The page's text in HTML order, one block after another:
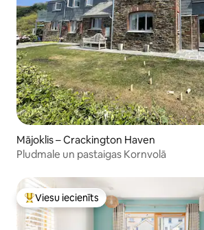
Mājoklis – Crackington Haven
Pludmale un pastaigas Kornvolā
Populārs viesu iecienīts mājoklis
Viesu iecienīts